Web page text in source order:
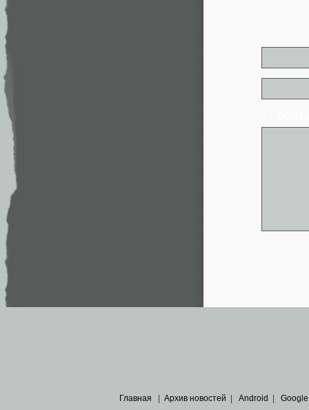
Главная | Архив новостей | Android | Google